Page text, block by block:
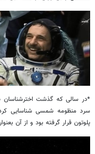
*در سالی که گذشت اخترشناسان
سرد منظومه شمسی شناسایی
پلوتون قرار گرفته بود و از آن